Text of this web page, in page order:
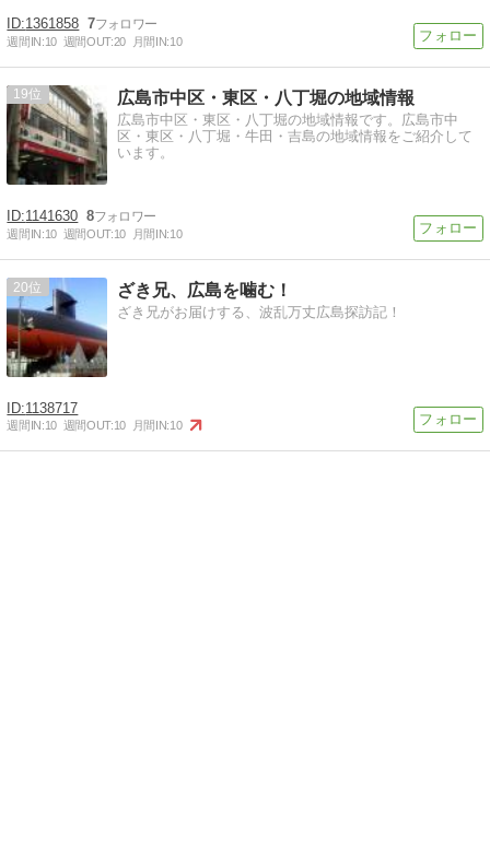
1361858 7
週間IN:10 週間OUT:20 月間IN:10
19 広島市中区・東区・八丁堀の地域情報
広島市中区・東区・八丁堀の地域情報です。広島市中
区・東区・八丁堀・牛田・吉島の地域情報をご紹介して
います。
1141630 8
週間IN:10 週間OUT:10 月間IN:10
20 ざき兄、広島を噛む！
ざき兄がお届けする、波乱万丈広島探訪記！
1138717
週間IN:10 週間OUT:10 月間IN:10